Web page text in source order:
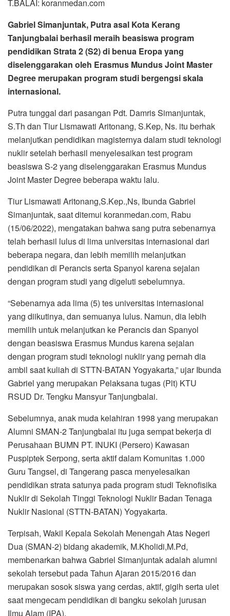
T.BALAI: koranmedan.com
Gabriel Simanjuntak, Putra asal Kota Kerang
Tanjungbalai berhasil meraih beasiswa program
pendidikan Strata 2 (S2) di benua Eropa yang
diselenggarakan oleh Erasmus Mundus Joint Master
Degree merupakan program studi bergengsi skala
internasional.
Putra tunggal dari pasangan Pdt. Damris Simanjuntak,
S.Th dan Tiur Lismawati Aritonang, S.Kep, Ns. itu berhak
melanjutkan pendidikan magisternya dalam studi teknologi
nuklir setelah berhasil menyelesaikan test program
beasiswa S-2 yang diselenggarakan Erasmus Mundus
Joint Master Degree beberapa waktu lalu.
Tiur Lismawati Aritonang,S.Kep.,Ns, Ibunda Gabriel
Simanjuntak, saat ditemui koranmedan.com, Rabu
(15/06/2022), mengatakan bahwa sang putra sebenarnya
telah berhasil lulus di lima universitas internasional dari
beberapa negara, dan lebih memilih melanjutkan
pendidikan di Perancis serta Spanyol karena sejalan
dengan program studi yang digeluti sebelumnya.
“Sebenarnya ada lima (5) tes universitas internasional
yang diikutinya, dan semuanya lulus. Namun, dia lebih
memilih untuk melanjutkan ke Perancis dan Spanyol
dengan beasiswa Erasmus Mundus karena sejalan
dengan program studi teknologi nuklir yang pernah dia
ambil saat kuliah di STTN-BATAN Yogyakarta,” ujar Ibunda
Gabriel yang merupakan Pelaksana tugas (Plt) KTU
RSUD Dr. Tengku Mansyur Tanjungbalai.
Sebelumnya, anak muda kelahiran 1998 yang merupakan
Alumni SMAN-2 Tanjungbalai itu juga sempat bekerja di
Perusahaan BUMN PT. INUKI (Persero) Kawasan
Puspiptek Serpong, serta aktif dalam Komunitas 1.000
Guru Tangsel, di Tangerang pasca menyelesaikan
pendidikan strata satunya pada program studi Teknofisika
Nuklir di Sekolah Tinggi Teknologi Nuklir Badan Tenaga
Nuklir Nasional (STTN-BATAN) Yogyakarta.
Terpisah, Wakil Kepala Sekolah Menengah Atas Negeri
Dua (SMAN-2) bidang akademik, M.Kholidi,M.Pd,
membenarkan bahwa Gabriel Simanjuntak adalah alumni
sekolah tersebut pada Tahun Ajaran 2015/2016 dan
merupakan sosok siswa yang cerdas, aktif, gigih serta ulet
saat mengecam pendidikan di bangku sekolah jurusan
Ilmu Alam (IPA).